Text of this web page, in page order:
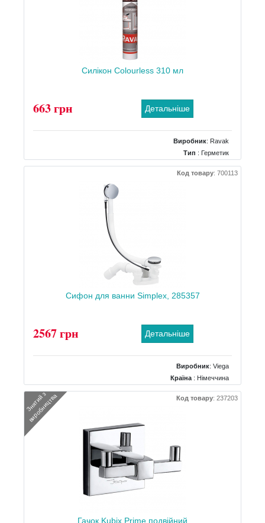
Силікон Сolourless 310 мл
663 грн Детальніше
Виробник: Ravak
Тип : Герметик
Код товару: 700113
Сифон для ванни Simplex, 285357
2567 грн Детальніше
Виробник: Viega
Країна : Німеччина
Тип: для ванн
Матеріал: пластик
З
н
я
т
и
й
з
в
и
р
о
б
н
и
ц
т
в
а Код товару: 237203
Гачок Kubix Prime подвійний